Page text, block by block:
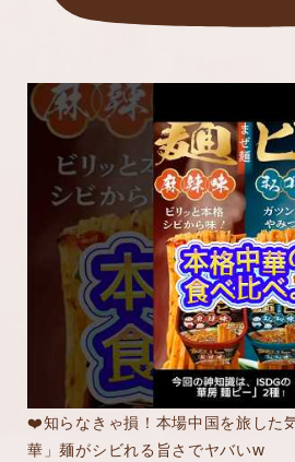
❤️知らなきゃ損！本場中国を旅した
華」麺がシビれる旨さでヤバいw